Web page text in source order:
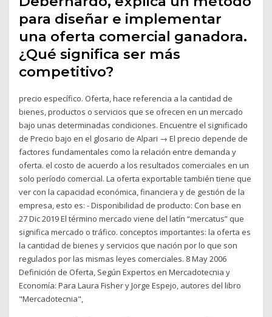
para diseñar e implementar
una oferta comercial ganadora.
¿Qué significa ser más
competitivo?
precio específico. Oferta, hace referencia a la cantidad de
bienes, productos o servicios que se ofrecen en un mercado
bajo unas determinadas condiciones. Encuentre el significado
de Precio bajo en el glosario de Alpari → El precio depende de
factores fundamentales como la relación entre demanda y
oferta. el costo de acuerdo a los resultados comerciales en un
solo período comercial. La oferta exportable también tiene que
ver con la capacidad económica, financiera y de gestión de la
empresa, esto es: - Disponibilidad de producto: Con base en
27 Dic 2019 El término mercado viene del latín “mercatus” que
significa mercado o tráfico. conceptos importantes: la oferta es
la cantidad de bienes y servicios que nación por lo que son
regulados por las mismas leyes comerciales. 8 May 2006
Definición de Oferta, Según Expertos en Mercadotecnia y
Economía: Para Laura Fisher y Jorge Espejo, autores del libro
"Mercadotecnia",